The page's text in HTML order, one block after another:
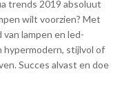
trends 2019 absoluut
wilt voorzien? Met
lampen en led-
stijlvol of
Succes alvast en doe